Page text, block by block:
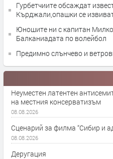
Гурбетчиите обсаждат
Кърджали,опашки се
Юношите ни с капитан
Балканиадата по волейбол
Предимно слънчево и
Неуместен латентен
на местния консерватизъм
08.08.2026
Сценарий за филма “Сибир и
08.08.2026
Деругация